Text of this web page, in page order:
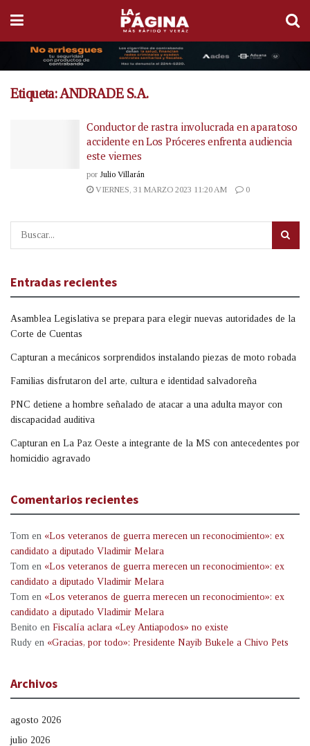
Etiqueta:ANDRADE S.A.
Conductor de rastra involucrada en aparatoso
accidente en Los Próceres enfrenta audiencia
este viernes
por Julio Villarán
VIERNES, 31 MARZO 2023 11:20 AM
0
Entradas recientes
Asamblea Legislativa se prepara para elegir nuevas autoridades de la
Corte de Cuentas
Capturan a mecánicos sorprendidos instalando piezas de moto robada
Familias disfrutaron del arte, cultura e identidad salvadoreña
PNC detiene a hombre señalado de atacar a una adulta mayor con
discapacidad auditiva
Capturan en La Paz Oeste a integrante de la MS con antecedentes por
homicidio agravado
Comentarios recientes
Tom en «Los veteranos de guerra merecen un reconocimiento»: ex
candidato a diputado Vladimir Melara
Tom en «Los veteranos de guerra merecen un reconocimiento»: ex
candidato a diputado Vladimir Melara
Tom en «Los veteranos de guerra merecen un reconocimiento»: ex
candidato a diputado Vladimir Melara
Benito en Fiscalía aclara «Ley Antiapodos» no existe
Rudy en «Gracias, por todo»: Presidente Nayib Bukele a Chivo Pets
Archivos
agosto 2026
julio 2026